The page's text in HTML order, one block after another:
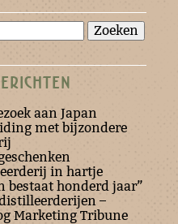
aan Japan
met bijzondere
in hartje
bestaat honderd jaar”
–
Marketing Tribune